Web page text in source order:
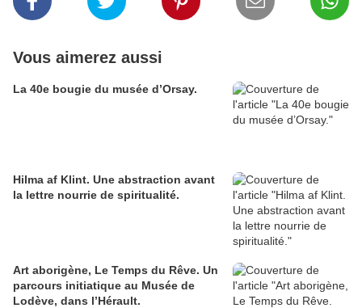
Vous aimerez aussi
La 40e bougie du musée d’Orsay.
Hilma af Klint. Une abstraction avant
la lettre nourrie de spiritualité.
Art aborigène, Le Temps du Rêve. Un
parcours initiatique au Musée de
Lodève, dans l’Hérault.